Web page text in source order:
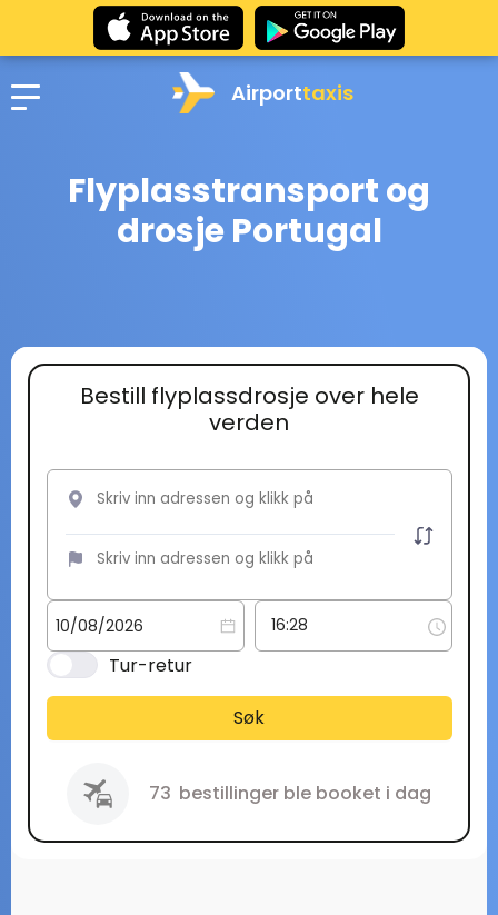
Airporttaxis
Flyplasstransport og
drosje Portugal
Bestill flyplassdrosje over hele
verden
Tur-retur
Søk
73 bestillinger ble booket i dag